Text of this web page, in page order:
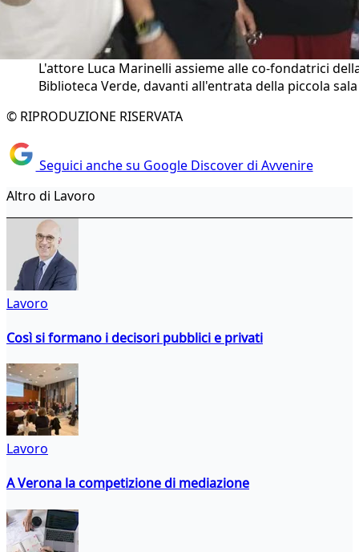
L'attore Luca Marinelli assieme alle co-fondatrici
Biblioteca Verde, davanti all'entrata della piccola sala
© RIPRODUZIONE RISERVATA
Seguici anche su Google Discover di Avvenire
Altro di Lavoro
Lavoro
Così si formano i decisori pubblici e privati
Lavoro
A Verona la competizione di mediazione